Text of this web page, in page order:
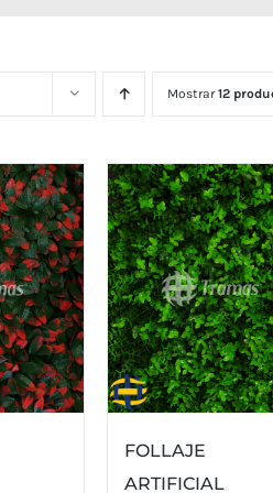
Mostrar12
FOLLAJE
ARTIFICIAL